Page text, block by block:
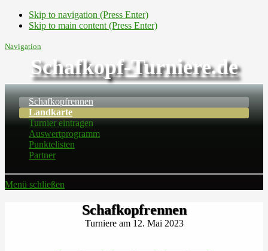
Skip to navigation (Press Enter)
Skip to main content (Press Enter)
Navigation
Schafkopf-Turniere.de
Schafkopfrennen
Landkarte
Turnier eintragen
Auswertprogramm
Punktelisten
Partner
Menü schließen
Schafkopfrennen
Turniere am 12. Mai 2023